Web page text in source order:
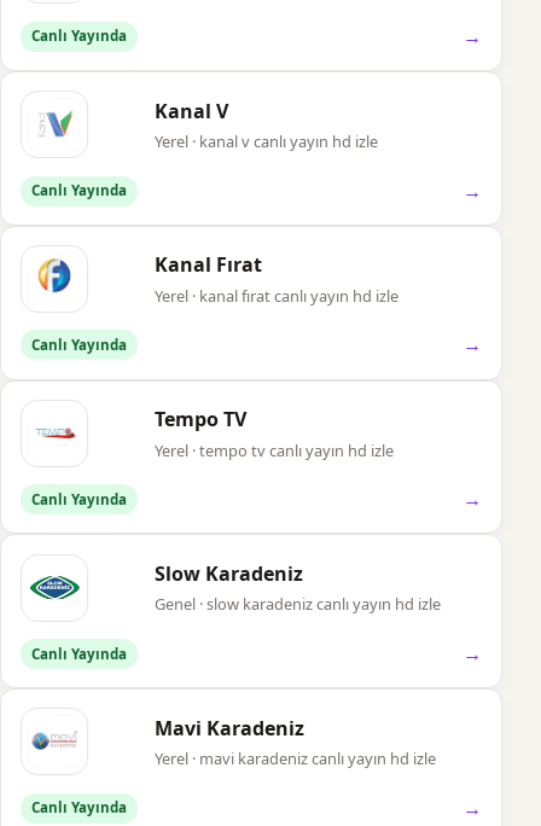
Canlı Yayında →
Kanal V
Yerel · kanal v canlı yayın hd izle
Canlı Yayında →
Kanal Fırat
Yerel · kanal fırat canlı yayın hd izle
Canlı Yayında →
Tempo TV
Yerel · tempo tv canlı yayın hd izle
Canlı Yayında →
Slow Karadeniz
Genel · slow karadeniz canlı yayın hd izle
Canlı Yayında →
Mavi Karadeniz
Yerel · mavi karadeniz canlı yayın hd izle
Canlı Yayında →